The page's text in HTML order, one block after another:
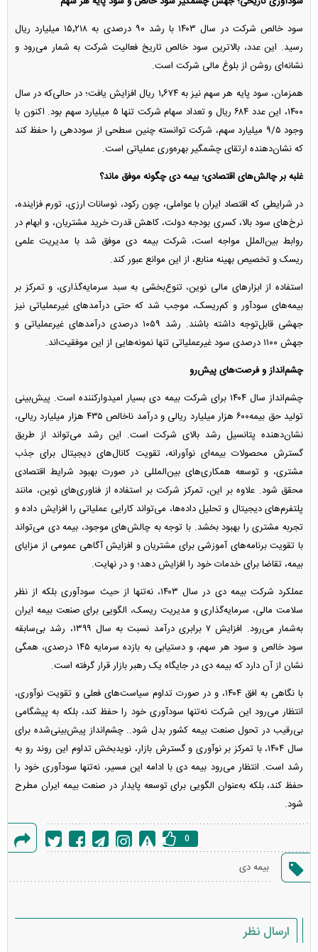
سود خالص شرکت در سال ۱۴۰۳ با رشد ۹۰ درصدی به ۱۵٬۲۱۸ میلیارد ریال
رسید. این عدد، بالاترین سود خالص تاریخ فعالیت شرکت به شمار می‌رود و
نشانه‌ای روشن از بلوغ مالی شرکت است.
همزمان، سود پایه هر سهم نیز به ۱٬۶۷۴ ریال افزایش یافت؛ در حالی‌که در سال
۱۴۰۰، این عدد ۶۸۴ ریال و تعداد سهام شرکت تنها ۵ میلیارد سهم بود. اکنون با
وجود ۹/۵ میلیارد سهم، شرکت توانسته چنین سطحی از سوددهی را حفظ کند
که نشان‌دهنده ارتقای چشمگیر بهره‌وری عملیاتی است.
غلبه بر چالش‌های اقتصادی؛ بیمه دی چگونه موفق ماند؟
در شرایطی که اقتصاد ایران با عواملی، چون رکود، نوسانات ارزی، تورم فزاینده،
نرخ‌های سود بالا، کسری بودجه دولت، کاهش قدرت خرید مشتریان، و ابهام در
روابط بین‌الملل مواجه است، شرکت بیمه دی موفق شد با مدیریت علمی
ریسک و تخصیص بهینه منابع، از این موانع عبور کند.
استفاده از ابزار‌های مالی نوین، تنوع‌بخشی به سبد سرمایه‌گذاری، و تمرکز بر
بیمه‌های سودآور و کم‌ریسک، موجب شد که حتی درآمد‌های غیرعملیاتی نیز
جهشی قابل‌توجه داشته باشند. رشد ۱۰۵۹ درصدی درآمد‌های غیرعملیاتی و
جهش ۱۱۰۰ درصدی سود غیرعملیاتی تنها نمونه‌هایی از این موفقیت‌اند.
چشم‌انداز و فرصت‌های پیش‌رو
چشم‌انداز سال ۱۴۰۴ برای شرکت بیمه دی بسیار امیدوارکننده است. پیش‌بینی
تولید حق بیمه۶۰۰ هزار میلیارد ریالی و درآمد ناخالص ۴۳۵ هزار میلیارد ریالی،
نشان‌دهنده پتانسیل رشد بالای شرکت است. این رشد می‌تواند از طریق
گسترش محصولات بیمه‌ای نوآورانه، تقویت کانال‌های دیجیتال برای جذب
مشتری، و توسعه همکاری‌های بین‌المللی در صورت بهبود شرایط اقتصادی
محقق شود. علاوه بر این، تمرکز شرکت بر استفاده از فناوری‌های نوین، مانند
پلتفرم‌های دیجیتال و تحلیل داده‌ها، می‌تواند کارایی عملیاتی را افزایش داده و
تجربه مشتری را بهبود بخشد. با توجه به چالش‌های موجود، بیمه دی می‌تواند
با تقویت برنامه‌های آموزشی برای مشتریان و افزایش آگاهی عمومی از مزایای
بیمه، تقاضا برای خدمات خود را افزایش دهد؛ و در نهایت.
عملکرد شرکت بیمه دی در سال ۱۴۰۳، نه‌تنها از حیث سودآوری بلکه از نظر
سلامت مالی، سرمایه‌گذاری و مدیریت ریسک، الگویی برای صنعت بیمه ایران
به‌شمار می‌رود. افزایش ۷ برابری درآمد نسبت به سال ۱۳۹۹، رشد بی‌سابقه
سود خالص و سود هر سهم، و دستیابی به بازده سرمایه ۱۴۵ درصدی، همگی
نشان از آن دارد که بیمه دی در جایگاه یک رهبر بازار قرار گرفته است.
با نگاهی به افق ۱۴۰۴، و در صورت تداوم سیاست‌های فعلی و تقویت نوآوری،
انتظار می‌رود این شرکت نه‌تنها سودآوری خود را حفظ کند، بلکه به پیشگامی
بی‌رقیب در تحول صنعت بیمه کشور بدل شود.. چشم‌انداز پیش‌بینی‌شده برای
سال ۱۴۰۴، با تمرکز بر نوآوری و گسترش بازار، نویدبخش تداوم این روند رو به
رشد است. انتظار می‌رود بیمه دی با ادامه این مسیر، نه‌تنها سودآوری خود را
حفظ کند، بلکه به‌عنوان الگویی برای توسعه پایدار در صنعت بیمه ایران مطرح
شود.
خطا
0
بیمه دی
ارسال نظر